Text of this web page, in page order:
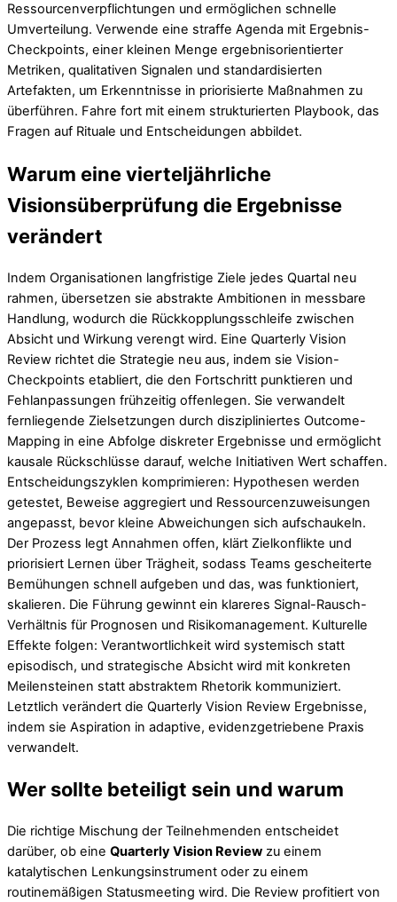
Ressourcenverpflichtungen und ermöglichen schnelle
Umverteilung. Verwende eine straffe Agenda mit Ergebnis-
Checkpoints, einer kleinen Menge ergebnisorientierter
Metriken, qualitativen Signalen und standardisierten
Artefakten, um Erkenntnisse in priorisierte Maßnahmen zu
überführen. Fahre fort mit einem strukturierten Playbook, das
Fragen auf Rituale und Entscheidungen abbildet.
Warum eine vierteljährliche
Visionsüberprüfung die Ergebnisse
verändert
Indem Organisationen langfristige Ziele jedes Quartal neu
rahmen, übersetzen sie abstrakte Ambitionen in messbare
Handlung, wodurch die Rückkopplungsschleife zwischen
Absicht und Wirkung verengt wird. Eine Quarterly Vision
Review richtet die Strategie neu aus, indem sie Vision-
Checkpoints etabliert, die den Fortschritt punktieren und
Fehlanpassungen frühzeitig offenlegen. Sie verwandelt
fernliegende Zielsetzungen durch diszipliniertes Outcome-
Mapping in eine Abfolge diskreter Ergebnisse und ermöglicht
kausale Rückschlüsse darauf, welche Initiativen Wert schaffen.
Entscheidungszyklen komprimieren: Hypothesen werden
getestet, Beweise aggregiert und Ressourcenzuweisungen
angepasst, bevor kleine Abweichungen sich aufschaukeln.
Der Prozess legt Annahmen offen, klärt Zielkonflikte und
priorisiert Lernen über Trägheit, sodass Teams gescheiterte
Bemühungen schnell aufgeben und das, was funktioniert,
skalieren. Die Führung gewinnt ein klareres Signal-Rausch-
Verhältnis für Prognosen und Risikomanagement. Kulturelle
Effekte folgen: Verantwortlichkeit wird systemisch statt
episodisch, und strategische Absicht wird mit konkreten
Meilensteinen statt abstraktem Rhetorik kommuniziert.
Letztlich verändert die Quarterly Vision Review Ergebnisse,
indem sie Aspiration in adaptive, evidenzgetriebene Praxis
verwandelt.
Wer sollte beteiligt sein und warum
Die richtige Mischung der Teilnehmenden entscheidet
darüber, ob eine Quarterly Vision Review zu einem
katalytischen Lenkungsinstrument oder zu einem
routinemäßigen Statusmeeting wird. Die Review profitiert von